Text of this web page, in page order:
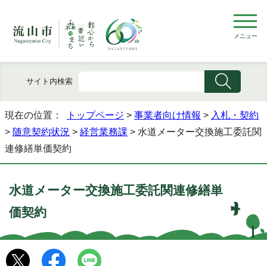
メニュー
サイト内検索
現在の位置： トップページ > 事業者向け情報 > 入札・契約
> 随意契約状況 > 経営業務課 > 水道メーター交換施工委託関
連修繕単価契約
水道メーター交換施工委託関連修繕単
価契約